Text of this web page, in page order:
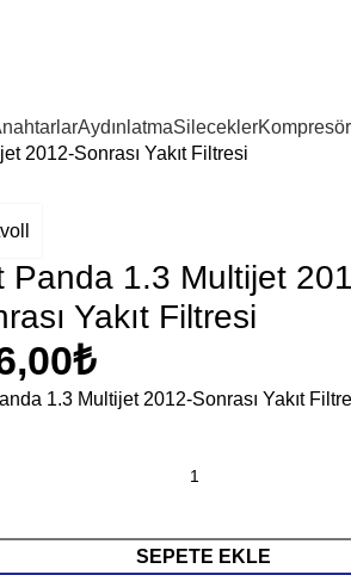
AydınlatmaSilecekler
2012-Sonrası Yakıt Filtresi
Panda 1.3 Multijet
Yakıt Filtresi
₺
1.3 Multijet 2012-Sonrası Yakıt
SEPETE EKLE